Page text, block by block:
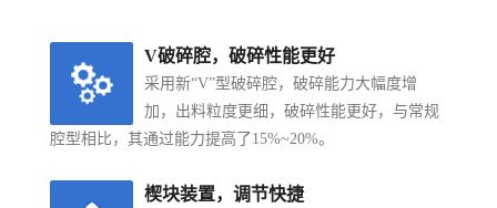
V破碎腔，破碎性能更好
采用新“V”型破碎腔，破碎能力大幅度增
加，出料粒度更细，破碎性能更好，与常规
腔型相比，其通过能力提高了15%~20%。
楔块装置，调节快捷